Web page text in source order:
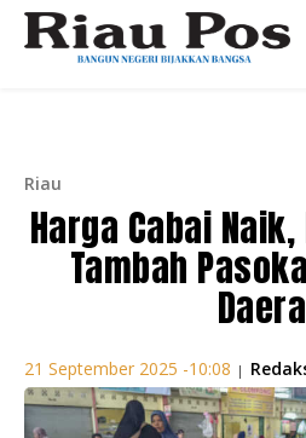
Riau
Harga Cabai
Tambah
21 September 2025 -10:08 |